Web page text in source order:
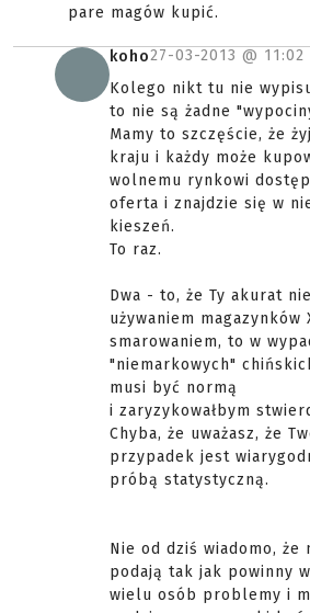
pare magów kupić.
koho27-03-2013 @ 11:02
Kolego nikt tu nie
to nie są żadne
Mamy to szczęście, że
kraju i każdy może
wolnemu rynkowi
oferta i znajdzie się w
kieszeń.
To raz.
Dwa - to, że Ty akurat
używaniem magazynków
smarowaniem, to w
"niemarkowych"
musi być normą
i zaryzykowałbym
Chyba, że uważasz, że
przypadek jest
próbą statystyczną.
Nie od dziś wiadomo, że
podają tak jak powinny
wielu osób problemy i